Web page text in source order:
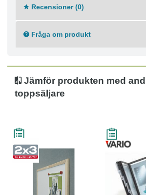
Recensioner (0)
Fråga om produkt
Jämför produkten med
toppsäljare